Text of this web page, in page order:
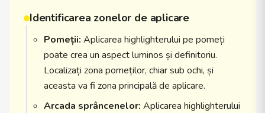
Identificarea zonelor de aplicare
Pomeții: Aplicarea highlighterului pe pomeți
poate crea un aspect luminos și definitoriu.
Localizați zona pomeților, chiar sub ochi, și
aceasta va fi zona principală de aplicare.
Arcada sprâncenelor: Aplicarea highlighterului